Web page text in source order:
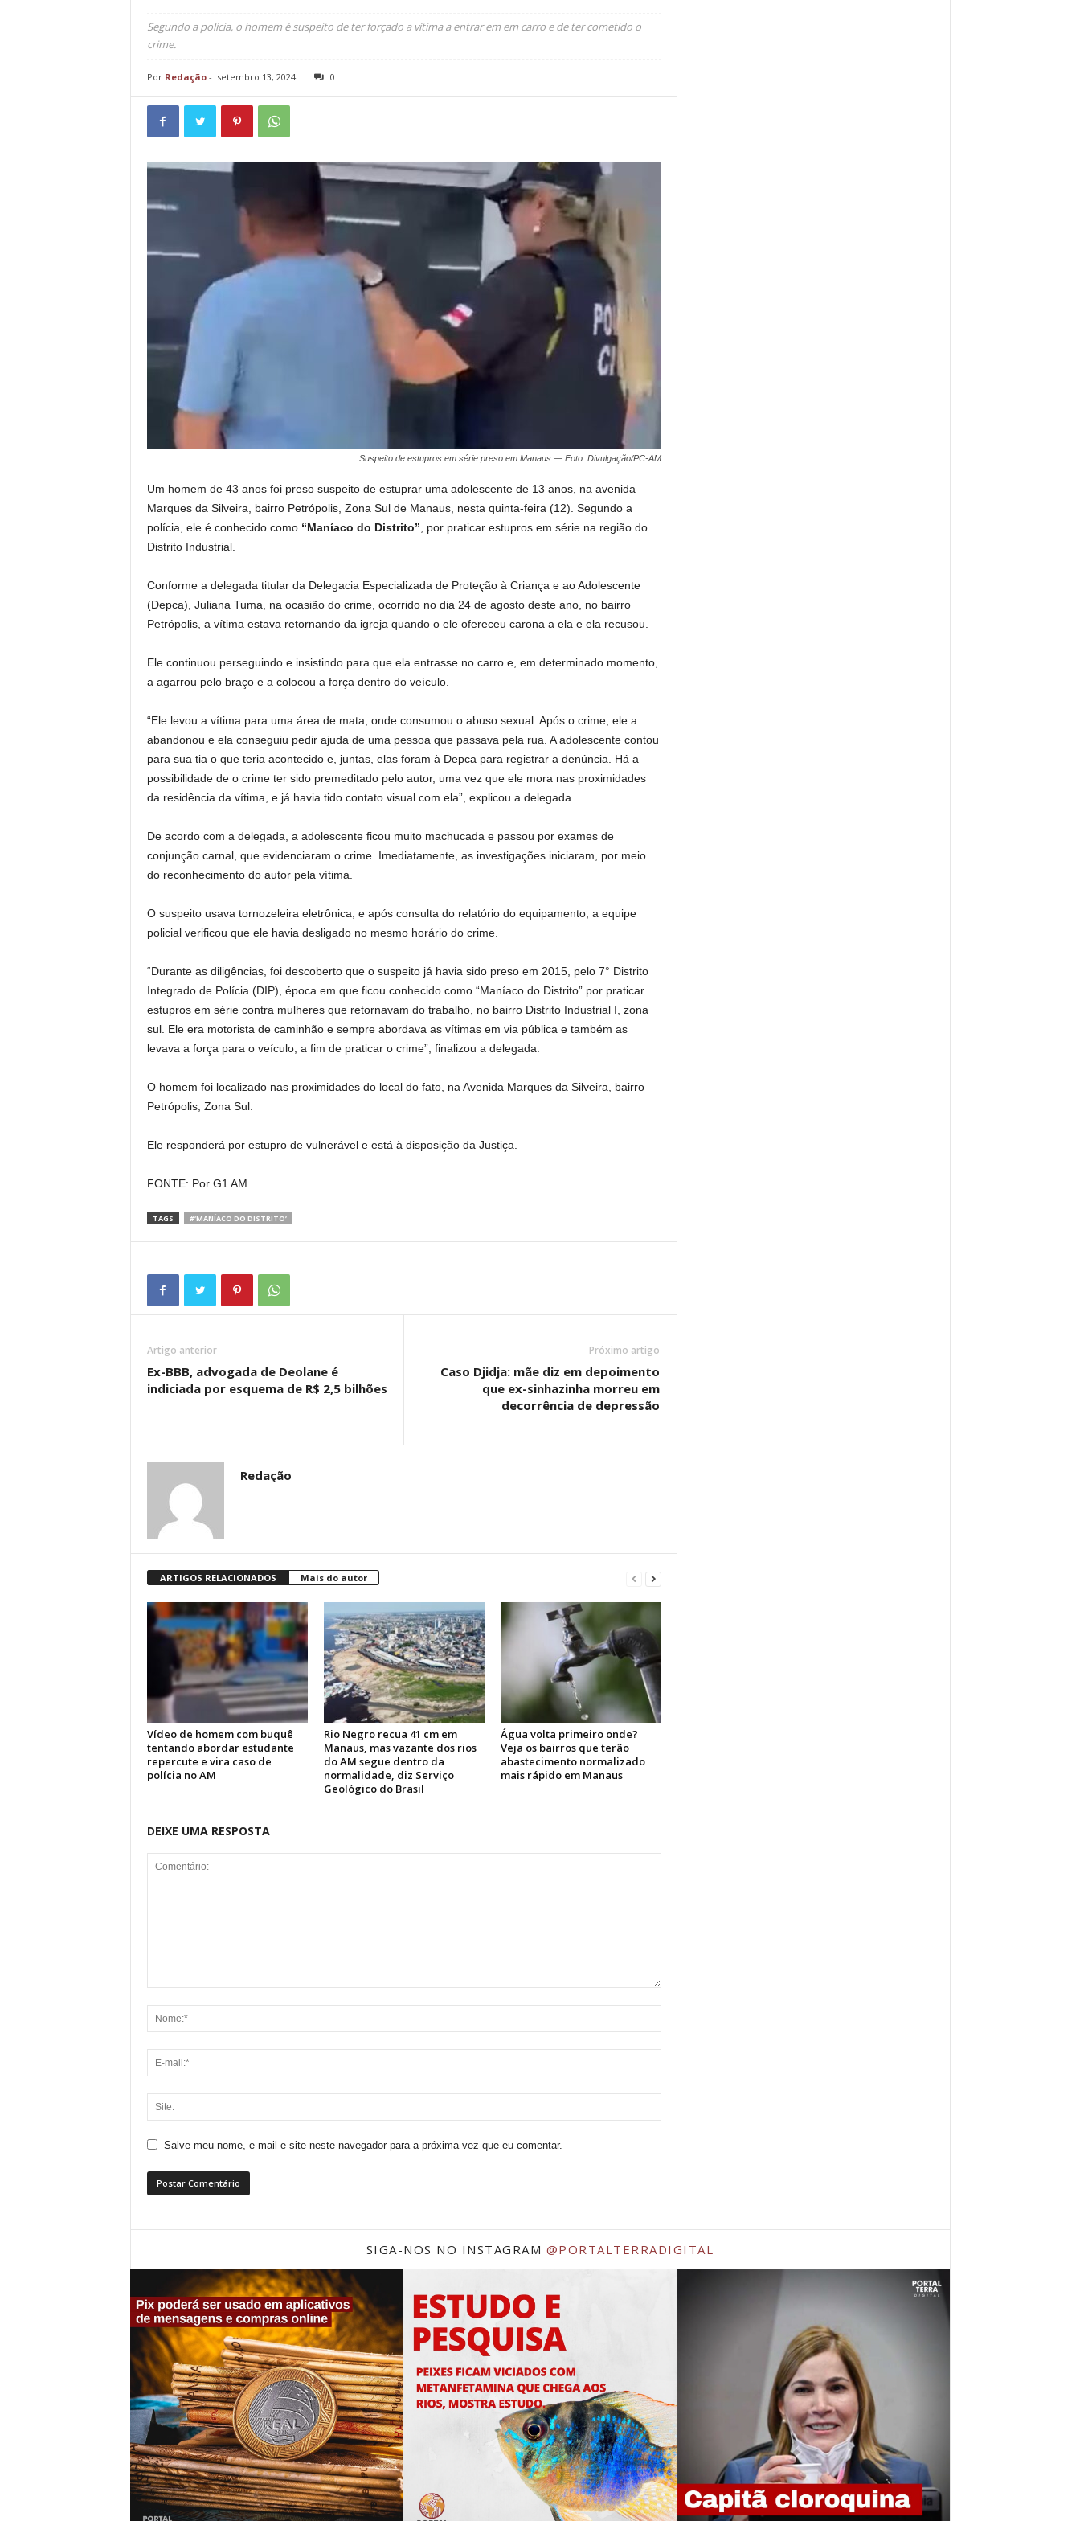
Segundo a polícia, o homem é suspeito de ter forçado a vítima a entrar em em carro e de ter cometido o
crime.
Por Redação- setembro 13, 2024 0
Suspeito de estupros em série preso em Manaus — Foto: Divulgação/PC-AM
Um homem de 43 anos foi preso suspeito de estuprar uma adolescente de 13 anos, na avenida
Marques da Silveira, bairro Petrópolis, Zona Sul de Manaus, nesta quinta-feira (12). Segundo a
polícia, ele é conhecido como “Maníaco do Distrito” , por praticar estupros em série na região do
Distrito Industrial.
Conforme a delegada titular da Delegacia Especializada de Proteção à Criança e ao Adolescente
(Depca), Juliana Tuma, na ocasião do crime, ocorrido no dia 24 de agosto deste ano, no bairro
Petrópolis, a vítima estava retornando da igreja quando o ele ofereceu carona a ela e ela recusou.
Ele continuou perseguindo e insistindo para que ela entrasse no carro e, em determinado momento,
a agarrou pelo braço e a colocou a força dentro do veículo.
“Ele levou a vítima para uma área de mata, onde consumou o abuso sexual. Após o crime, ele a
abandonou e ela conseguiu pedir ajuda de uma pessoa que passava pela rua. A adolescente contou
para sua tia o que teria acontecido e, juntas, elas foram à Depca para registrar a denúncia. Há a
possibilidade de o crime ter sido premeditado pelo autor, uma vez que ele mora nas proximidades
da residência da vítima, e já havia tido contato visual com ela”, explicou a delegada.
De acordo com a delegada, a adolescente ficou muito machucada e passou por exames de
conjunção carnal, que evidenciaram o crime. Imediatamente, as investigações iniciaram, por meio
do reconhecimento do autor pela vítima.
O suspeito usava tornozeleira eletrônica, e após consulta do relatório do equipamento, a equipe
policial verificou que ele havia desligado no mesmo horário do crime.
“Durante as diligências, foi descoberto que o suspeito já havia sido preso em 2015, pelo 7° Distrito
Integrado de Polícia (DIP), época em que ficou conhecido como “Maníaco do Distrito” por praticar
estupros em série contra mulheres que retornavam do trabalho, no bairro Distrito Industrial I, zona
sul. Ele era motorista de caminhão e sempre abordava as vítimas em via pública e também as
levava a força para o veículo, a fim de praticar o crime”, finalizou a delegada.
O homem foi localizado nas proximidades do local do fato, na Avenida Marques da Silveira, bairro
Petrópolis, Zona Sul.
Ele responderá por estupro de vulnerável e está à disposição da Justiça.
FONTE: Por G1 AM
TAGS #‘MANÍACO DO DISTRITO’
Artigo anterior
Ex-BBB, advogada de Deolane é
indiciada por esquema de R$ 2,5 bilhões
Próximo artigo
Caso Djidja: mãe diz em depoimento
que ex-sinhazinha morreu em
decorrência de depressão
Redação
ARTIGOS RELACIONADOS Mais do autor
Vídeo de homem com buquê
tentando abordar estudante
repercute e vira caso de
polícia no AM
Rio Negro recua 41 cm em
Manaus, mas vazante dos rios
do AM segue dentro da
normalidade, diz Serviço
Geológico do Brasil
Água volta primeiro onde?
Veja os bairros que terão
abastecimento normalizado
mais rápido em Manaus
DEIXE UMA RESPOSTA
Salve meu nome, e-mail e site neste navegador para a próxima vez que eu comentar.
SIGA-NOS NO INSTAGRAM @PORTALTERRADIGITAL